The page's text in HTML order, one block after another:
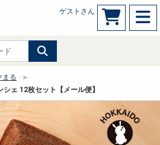
ゲストさん
まる
ェ 12枚セット【メール便】